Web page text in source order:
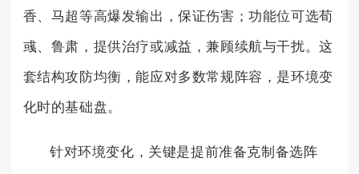
香、马超等高爆发输出，保证伤害；功能位可选荀
彧、鲁肃，提供治疗或减益，兼顾续航与干扰。这
套结构攻防均衡，能应对多数常规阵容，是环境变
化时的基础盘。
针对环境变化，关键是提前准备克制备选阵